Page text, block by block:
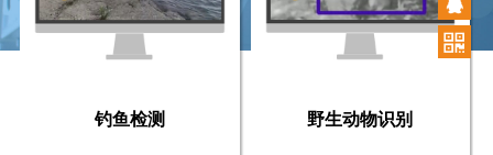
钓鱼检测 野生动物识别